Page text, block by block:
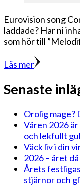
Eurovision song
laddade? Har ni
som hör till
Läs mer
Senaste
Orolig mage?
Våren 2026
och lekfullt
Väck liv i din
2026 – året
Årets
stjärnor och